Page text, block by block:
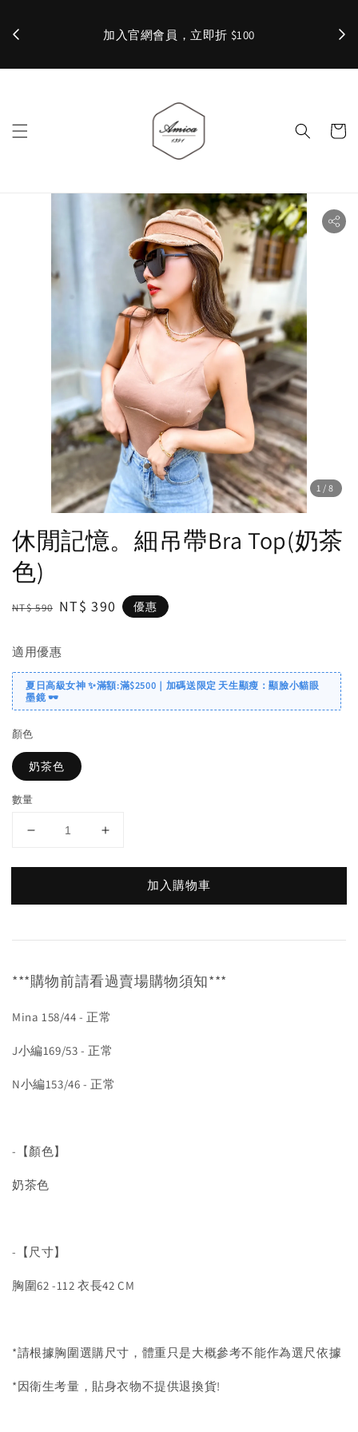
加入官網會員，立即折 $100 ✨
1 /8
休閒記憶。細吊帶Bra Top(奶茶
色)
Regular
NT$ 590 Sale
NT$ 390 優惠
適用優惠
夏日高級女神 ✨滿額:滿$2500｜加碼送限定 天生顯瘦：顯臉小貓眼
墨鏡 🕶️
顏色
奶茶色
數量
加入購物車
***購物前請看過賣場購物須知***
Mina 158/44 - 正常
J小編169/53 - 正常
N小編153/46 - 正常
-【顏色】
奶茶色
-【尺寸】
胸圍62 -112 衣長42 CM
*請根據胸圍選購尺寸，體重只是大概參考不能作為選尺依據
*因衛生考量，貼身衣物不提供退換貨!